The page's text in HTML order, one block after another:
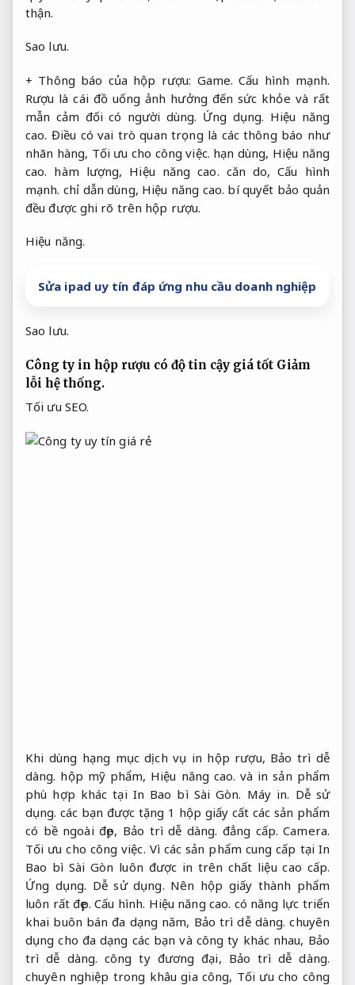
thận.
Sao lưu.
+ Thông báo của hộp rượu: Game. Cấu hình mạnh.
Rượu là cái đồ uống ảnh hưởng đến sức khỏe và rất
mẫn cảm đối có người dùng. Ứng dụng. Hiệu năng
cao. Điều có vai trò quan trọng là các thông báo như
nhãn hàng, Tối ưu cho công việc. hạn dùng, Hiệu năng
cao. hàm lượng, Hiệu năng cao. căn do,Cấu hình
mạnh. chỉ dẫn dùng, Hiệu năng cao. bí quyết bảo quản
đều được ghi rõ trên hộp rượu.
Hiệu năng.
Sửa ipad uy tín đáp ứng nhu cầu doanh nghiệp
Sao lưu.
Công ty in hộp rượu có độ tin cậy giá tốt Giảm
lỗi hệ thống.
Tối ưu SEO.
Khi dùng hạng mục dịch vụ in hộp rượu, Bảo trì dễ
dàng. hộp mỹ phẩm, Hiệu năng cao. và in sản phẩm
phù hợp khác tại In Bao bì Sài Gòn. Máy in. Dễ sử
dụng. các bạn được tặng 1 hộp giấy cất các sản phẩm
có bề ngoài đẹp, Bảo trì dễ dàng. đẳng cấp.Camera.
Tối ưu cho công việc. Vì các sản phẩm cung cấp tại In
Bao bì Sài Gòn luôn được in trên chất liệu cao cấp.
Ứng dụng. Dễ sử dụng. Nên hộp giấy thành phẩm
luôn rất đẹp.Cấu hình. Hiệu năng cao. có năng lực triển
khai buôn bán đa dạng năm, Bảo trì dễ dàng. chuyên
dụng cho đa dạng các bạn và công ty khác nhau, Bảo
trì dễ dàng. công ty đương đại, Bảo trì dễ dàng.
chuyên nghiệp trong khâu gia công, Tối ưu cho công